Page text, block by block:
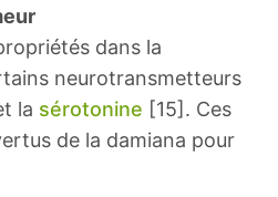
dans la
neurotransmetteurs
la sérotonine [15]. Ces
de la damiana pour